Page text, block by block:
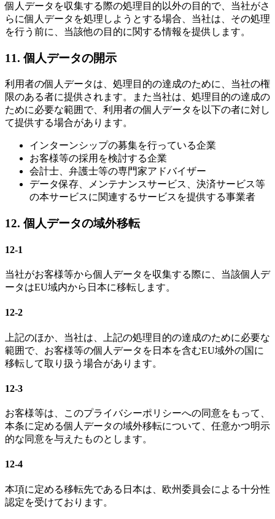
個人データを収集する際の処理目的以外の目的で、当社がさ
らに個人データを処理しようとする場合、当社は、その処理
を行う前に、当該他の目的に関する情報を提供します。
11. 個人データの開示
利用者の個人データは、処理目的の達成のために、当社の権
限のある者に提供されます。また当社は、処理目的の達成の
ために必要な範囲で、利用者の個人データを以下の者に対し
て提供する場合があります。
インターンシップの募集を行っている企業
お客様等の採用を検討する企業
会計士、弁護士等の専門家アドバイザー
データ保存、メンテナンスサービス、決済サービス等
の本サービスに関連するサービスを提供する事業者
12. 個人データの域外移転
12-1
当社がお客様等から個人データを収集する際に、当該個人デ
ータはEU域内から日本に移転します。
12-2
上記のほか、当社は、上記の処理目的の達成のために必要な
範囲で、お客様等の個人データを日本を含むEU域外の国に
移転して取り扱う場合があります。
12-3
お客様等は、このプライバシーポリシーへの同意をもって、
本条に定める個人データの域外移転について、任意かつ明示
的な同意を与えたものとします。
12-4
本項に定める移転先である日本は、欧州委員会による十分性
認定を受けております。